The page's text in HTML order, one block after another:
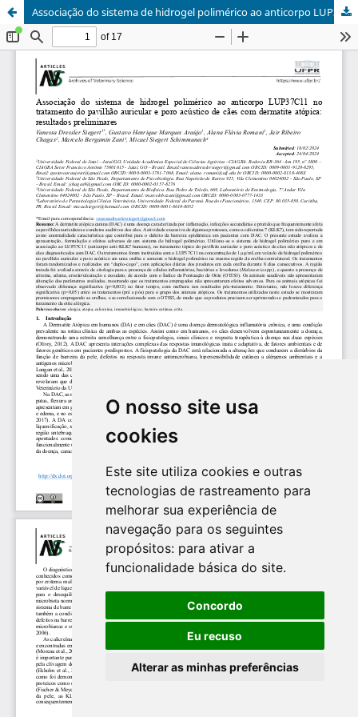
O nosso site usa
cookies
Este site utiliza cookies e outras
tecnologias de rastreamento para
melhorar sua experiência de
navegação para os seguintes
propósitos: para ativar a
funcionalidade básica do site.
Concordo
Eu recuso
Alterar as minhas preferências
Associação do sistema de hidrogel polimérico ao anticorpo LUP37C11 no tratamento do pavilhão auricular e poro acústico de cães com dermatite atópica